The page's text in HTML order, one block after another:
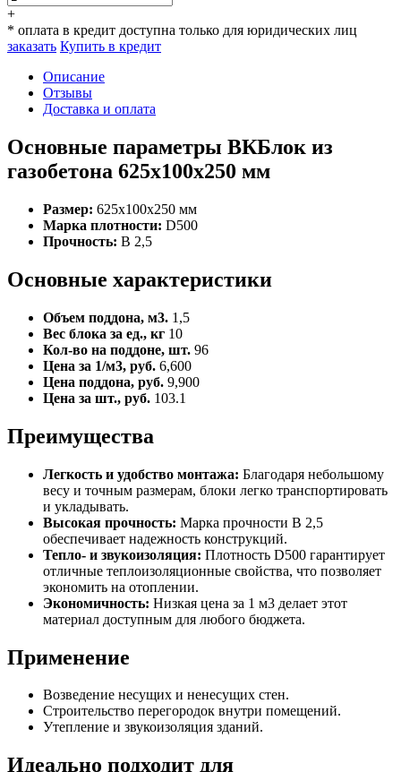
+
* оплата в кредит доступна только для юридических лиц
заказать Купить в кредит
Описание
Отзывы
Доставка и оплата
Основные параметры ВКБлок из
газобетона 625x100x250 мм
Размер: 625x100x250 мм
Марка плотности: D500
Прочность: B 2,5
Основные характеристики
Объем поддона, м3. 1,5
Вес блока за ед., кг 10
Кол-во на поддоне, шт. 96
Цена за 1/м3, руб. 6,600
Цена поддона, руб. 9,900
Цена за шт., руб. 103.1
Преимущества
Легкость и удобство монтажа: Благодаря небольшому
весу и точным размерам, блоки легко транспортировать
и укладывать.
Высокая прочность: Марка прочности B 2,5
обеспечивает надежность конструкций.
Тепло- и звукоизоляция: Плотность D500 гарантирует
отличные теплоизоляционные свойства, что позволяет
экономить на отоплении.
Экономичность: Низкая цена за 1 м3 делает этот
материал доступным для любого бюджета.
Применение
Возведение несущих и ненесущих стен.
Строительство перегородок внутри помещений.
Утепление и звукоизоляция зданий.
Идеально подходит для